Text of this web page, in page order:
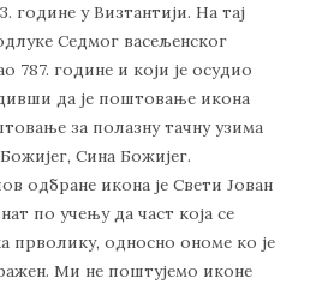
у Визтантији. На тај
Седмог васељенског
787. године и који је осудио
да је поштовање икона
за полазну тачну узима
Сина Божијег.
одбране икона је Свети Јован
по учењу да част која се
прволику, односно ономе ко је
Ми не поштујемо иконе